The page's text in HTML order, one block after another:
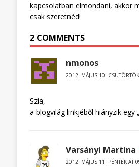
kapcsolatban elmondani, akkor
csak szeretnéd!
2 COMMENTS
nmonos
2012. MÁJUS 10.
Szia,
a blogvilág linkjéből hiányzik egy
Varsányi Martina
2012. MÁJUS 11. PÉNTEK AT